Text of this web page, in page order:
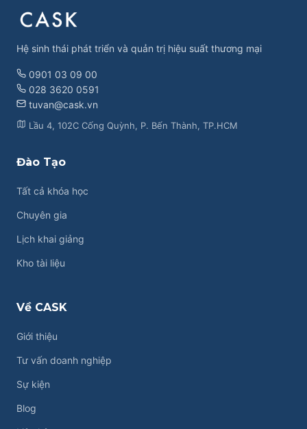
Hệ sinh thái phát triển và quản trị hiệu suất thương mại
0901 03 09 00
028 3620 0591
tuvan@cask.vn
Lầu 4, 102C Cống Quỳnh, P. Bến Thành, TP.HCM
Đào Tạo
Tất cả khóa học
Chuyên gia
Lịch khai giảng
Kho tài liệu
Về CASK
Giới thiệu
Tư vấn doanh nghiệp
Sự kiện
Blog